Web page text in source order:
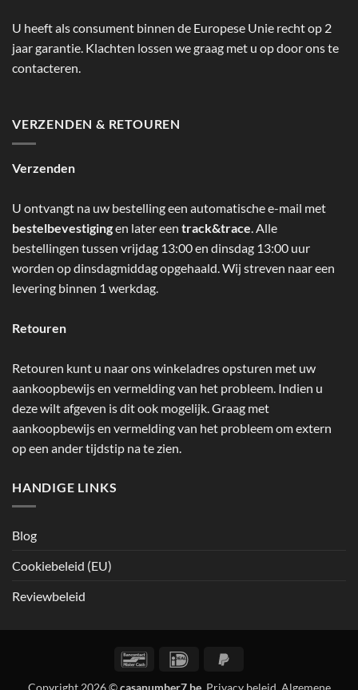
U heeft als consument binnen de Europese Unie recht op 2
jaar garantie. Klachten lossen we graag met u op door ons te
contacteren.
VERZENDEN & RETOUREN
Verzenden
U ontvangt na uw bestelling een automatische e-mail met
bestelbevestigingen later een track&trace . Alle
bestellingen tussen vrijdag 13:00 en dinsdag 13:00 uur
worden op dinsdagmiddag opgehaald. Wij streven naar een
levering binnen 1 werkdag.
Retouren
Retouren kunt u naar ons winkeladres opsturen met uw
aankoopbewijs en vermelding van het probleem. Indien u
deze wilt afgeven is dit ook mogelijk. Graag met
aankoopbewijs en vermelding van het probleem om extern
op een ander tijdstip na te zien.
HANDIGE LINKS
Blog
Cookiebeleid (EU)
Reviewbeleid
BancontactIDeal
Copyright 2026 ©casanumber7.be Privacy beleid Algemene